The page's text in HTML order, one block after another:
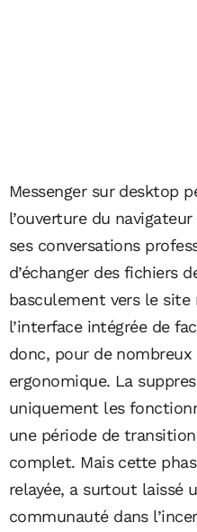
Messenger sur desktop
l’ouverture du
ses conversations
d’échanger des fichiers
basculement vers le site
l’interface intégrée de
donc, pour de nombreux
ergonomique. La
uniquement les
une période de
complet. Mais cette
relayée, a surtout laissé
communauté dans